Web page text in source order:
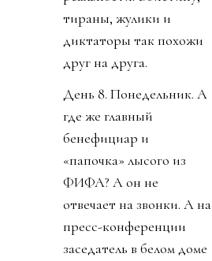
тираны, жулики и
диктаторы так похожи
друг на друга.
День 8. Понедельник. А
где же главный
бенефициар и
«папочка» лысого из
ФИФА? А он не
отвечает на звонки. А на
пресс-конференции
заседатель в белом доме